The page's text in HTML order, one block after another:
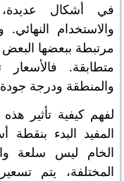
في أشكال
والاستخدام
مرتبطة ببعضها البعض
متطابقة.
والمنطقة ودرجة جودة
لفهم كيفية تأثير
المفيد البدء بنقطة
الخام ليس سلعة
المختلفة، يتم